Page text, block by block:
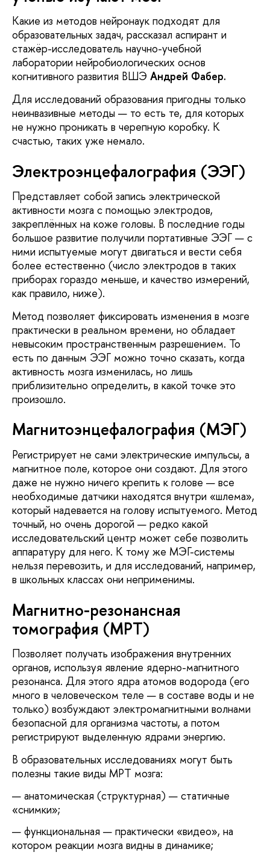
Какие из методов нейронаук подходят для
образовательных задач, рассказал аспирант и
стажёр-исследователь научно-учебной
лаборатории нейробиологических основ
когнитивного развития ВШЭ Андрей Фабер.
Для исследований образования пригодны только
неинвазивные методы — то есть те, для которых
не нужно проникать в черепную коробку. К
счастью, таких уже немало.
Электроэнцефалография (ЭЭГ)
Представляет собой запись электрической
активности мозга с помощью электродов,
закреплённых на коже головы. В последние годы
большое развитие получили портативные ЭЭГ — с
ними испытуемые могут двигаться и вести себя
более естественно (число электродов в таких
приборах гораздо меньше, и качество измерений,
как правило, ниже).
Метод позволяет фиксировать изменения в мозге
практически в реальном времени, но обладает
невысоким пространственным разрешением. То
есть по данным ЭЭГ можно точно сказать, когда
активность мозга изменилась, но лишь
приблизительно определить, в какой точке это
произошло.
Магнитоэнцефалография (МЭГ)
Регистрирует не сами электрические импульсы, а
магнитное поле, которое они создают. Для этого
даже не нужно ничего крепить к голове — все
необходимые датчики находятся внутри «шлема»,
который надевается на голову испытуемого. Метод
точный, но очень дорогой — редко какой
исследовательский центр может себе позволить
аппаратуру для него. К тому же МЭГ-системы
нельзя перевозить, и для исследований, например,
в школьных классах они неприменимы.
Магнитно-резонансная
томография (МРТ)
Позволяет получать изображения внутренних
органов, используя явление ядерно-магнитного
резонанса. Для этого ядра атомов водорода (его
много в человеческом теле — в составе воды и не
только) возбуждают электромагнитными волнами
безопасной для организма частоты, а потом
регистрируют выделенную ядрами энергию.
В образовательных исследованиях могут быть
полезны такие виды МРТ мозга:
анатомическая (структурная) — статичные
«снимки»;
функциональная — практически «видео», на
котором реакции мозга видны в динамике;